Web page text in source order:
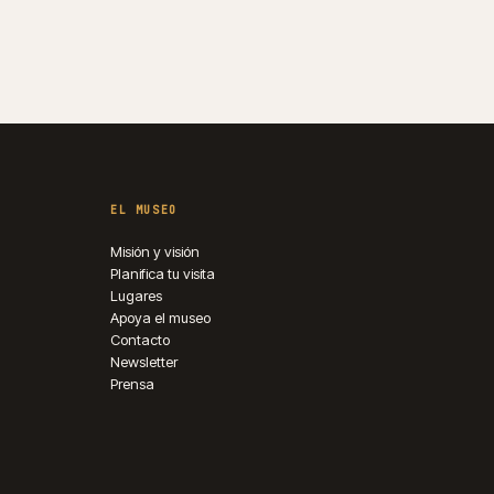
EL MUSEO
Misión y visión
Planifica tu visita
Lugares
Apoya el museo
Contacto
Newsletter
Prensa